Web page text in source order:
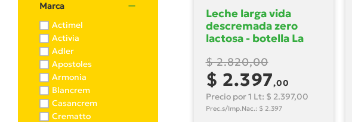
Marca
Actimel
Activia
Adler
Apostoles
Armonia
Blancrem
Casancrem
Crematto
Leche larga vida
descremada zero
lactosa - botella La
$ 2.820,00
$ 2.397,00
Precio por 1 Lt: $ 2.397,00
Prec.s/Imp.Nac.: $ 2.397